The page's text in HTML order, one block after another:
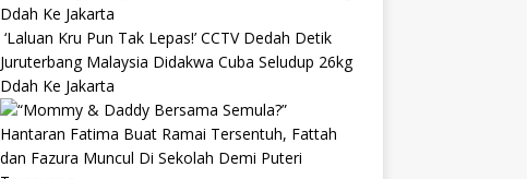
‘Laluan Kru Pun Tak Lepas!’ CCTV Dedah Detik
Juruterbang Malaysia Didakwa Cuba Seludup 26kg
Ddah Ke Jakarta